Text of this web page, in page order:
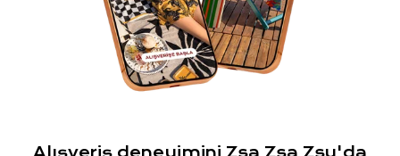
Alışveriş deneyimini Zsa Zsa Zsu'da